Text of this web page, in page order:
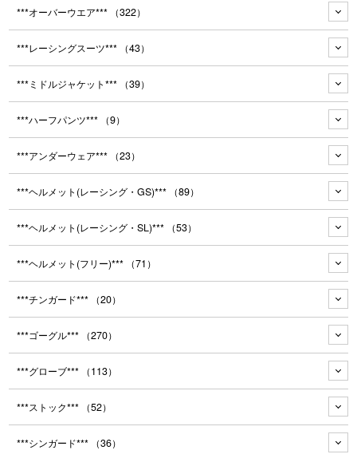
***オーバーウエア*** （322）
***レーシングスーツ*** （43）
***ミドルジャケット*** （39）
***ハーフパンツ*** （9）
***アンダーウェア*** （23）
***ヘルメット(レーシング・GS)*** （89）
***ヘルメット(レーシング・SL)*** （53）
***ヘルメット(フリー)*** （71）
***チンガード*** （20）
***ゴーグル*** （270）
***グローブ*** （113）
***ストック*** （52）
***シンガード*** （36）